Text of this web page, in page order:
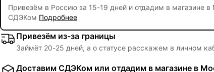
Привезём в Россию за 15-19 дней и отдадим в магазине
СДЭКом Подробнее
Привезём из-за границы
Займёт 20-25 дней, а о статусе расскажем в личном
Доставим СДЭКом или отдадим в магазине в